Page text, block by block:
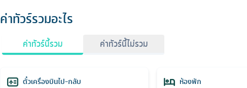
ค่าทัวร์รวมอะไร
ค่าทัวร์นี้รวม ค่าทัวร์นี้ไม่รวม
ตั๋วเครื่องบินไป-กลับ ห้องพัก